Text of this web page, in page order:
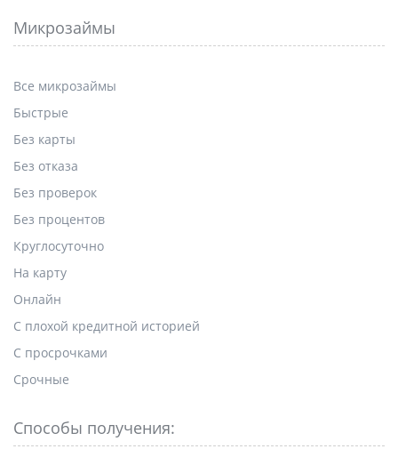
Микрозаймы
Все микрозаймы
Быстрые
Без карты
Без отказа
Без проверок
Без процентов
Круглосуточно
На карту
Онлайн
С плохой кредитной историей
С просрочками
Срочные
Способы получения: